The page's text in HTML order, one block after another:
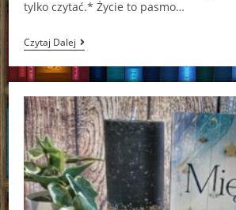
tylko czytać.* Życie to pasmo…
Czytaj DalejOnce
Upon
A
Time
Szafrańska